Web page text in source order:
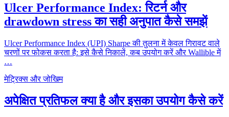
Ulcer Performance Index: रिटर्न और
drawdown stress का सही अनुपात कैसे समझें
Ulcer Performance Index (UPI) Sharpe की तुलना में केवल गिरावट वाले
चरणों पर फोकस करता है: इसे कैसे निकालें, कब उपयोग करें और Wallible में
…
मेट्रिक्स और जोखिम
अपेक्षित प्रतिफल क्या है और इसका उपयोग कैसे करें